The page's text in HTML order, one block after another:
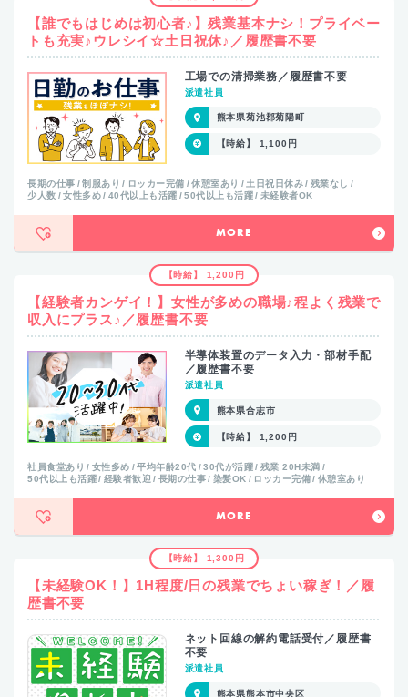
【誰でもはじめは初心者♪】残業基本ナシ！プライベー
トも充実♪ウレシイ☆土日祝休♪／履歴書不要
工場での清掃業務／履歴書不要
派遣社員
熊本県菊池郡菊陽町
【時給】 1,100円
長期の仕事 制服あり ロッカー完備 休憩室あり 土日祝日休み
残業なし
少人数
女性多め 40代以上も活躍 50代以上も活躍 未経験者OK
MORE
【時給】 1,200円
【経験者カンゲイ！】女性が多めの職場♪程よく残業で
収入にプラス♪／履歴書不要
半導体装置のデータ入力・部材手配
／履歴書不要
派遣社員
熊本県合志市
【時給】 1,200円
社員食堂あり 女性多め 平均年齢20代 30代が活躍
残業 20H未満
50代以上も活躍
経験者歓迎 長期の仕事 染髪OK ロッカー完備 休憩室あり
MORE
【時給】 1,300円
【未経験OK！】1H程度/日の残業でちょい稼ぎ！／履
歴書不要
ネット回線の解約電話受付／履歴書
不要
派遣社員
熊本県熊本市中央区